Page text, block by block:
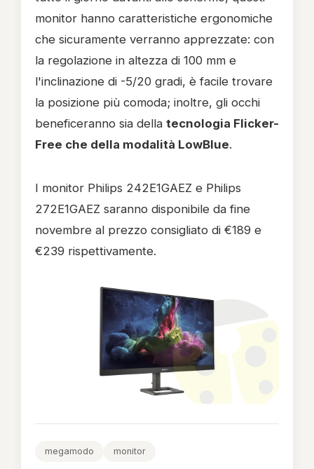
monitor hanno caratteristiche ergonomiche
che sicuramente verranno apprezzate: con
la regolazione in altezza di 100 mm e
l'inclinazione di -5/20 gradi, è facile trovare
la posizione più comoda; inoltre, gli occhi
beneficeranno sia della tecnologia Flicker-
Free che della modalità LowBlue.
I monitor Philips 242E1GAEZ e Philips
272E1GAEZ saranno disponibile da fine
novembre al prezzo consigliato di €189 e
€239 rispettivamente.
megamodo monitor